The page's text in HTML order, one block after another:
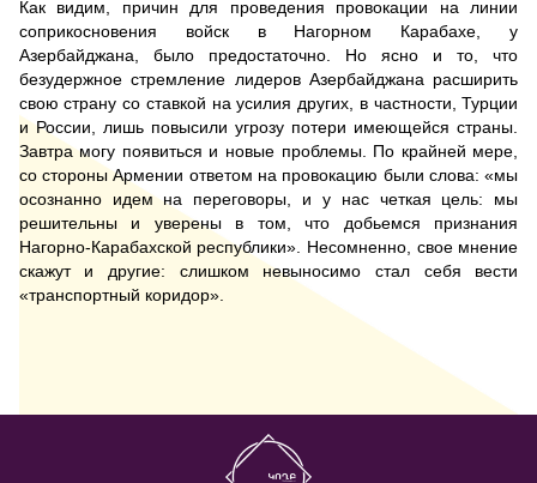
Как видим, причин для проведения провокации на линии
соприкосновения войск в Нагорном Карабахе, у
Азербайджана, было предостаточно. Но ясно и то, что
безудержное стремление лидеров Азербайджана расширить
свою страну со ставкой на усилия других, в частности, Турции
и России, лишь повысили угрозу потери имеющейся страны.
Завтра могу появиться и новые проблемы. По крайней мере,
со стороны Армении ответом на провокацию были слова: «мы
осознанно идем на переговоры, и у нас четкая цель: мы
решительны и уверены в том, что добьемся признания
Нагорно-Карабахской республики». Несомненно, свое мнение
скажут и другие: слишком невыносимо стал себя вести
«транспортный коридор».